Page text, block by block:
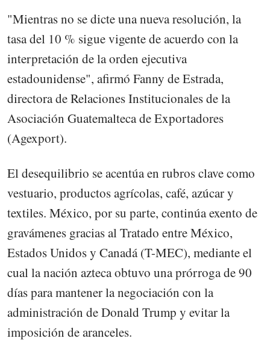
"Mientras no se dicte una nueva resolución, la
tasa del 10 % sigue vigente de acuerdo con la
interpretación de la orden ejecutiva
estadounidense", afirmó Fanny de Estrada,
directora de Relaciones Institucionales de la
Asociación Guatemalteca de Exportadores
(Agexport).
El desequilibrio se acentúa en rubros clave como
vestuario, productos agrícolas, café, azúcar y
textiles. México, por su parte, continúa exento de
gravámenes gracias al Tratado entre México,
Estados Unidos y Canadá (T-MEC), mediante el
cual la nación azteca obtuvo una prórroga de 90
días para mantener la negociación con la
administración de Donald Trump y evitar la
imposición de aranceles.